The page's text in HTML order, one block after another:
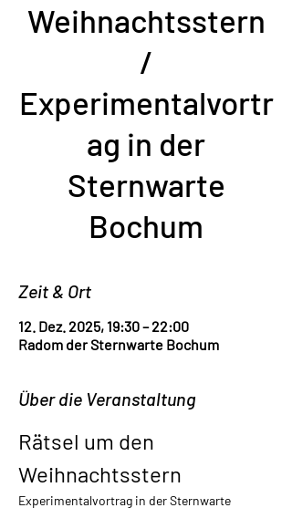
Weihnachtsstern
/
Experimentalvortr
ag in der
Sternwarte
Bochum
Zeit & Ort
12. Dez. 2025, 19:30 – 22:00
Radom der Sternwarte Bochum
Über die Veranstaltung
Rätsel um den
Weihnachtsstern
Experimentalvortrag in der Sternwarte